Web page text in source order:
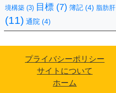
境構築 (3) 目標 (7) 簿記 (4) 脂肪肝
(11) 通院 (4)
プライバシーポリシー
サイトについて
ホーム